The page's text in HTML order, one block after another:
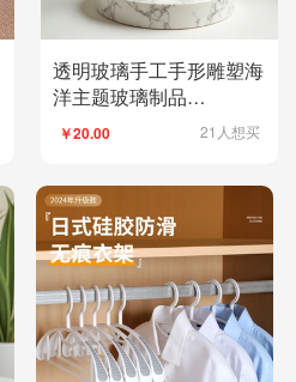
透明玻璃手工手形雕塑海
洋主题玻璃制品
142354540
￥20.00 21人想买